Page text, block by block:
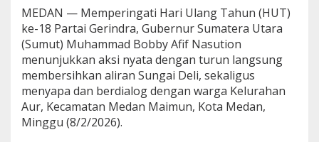
y
N
a
s
u
t
i
o
n
B
MEDAN — Memperingati Hari Ulang Tahun (HUT)
ke-18 Partai Gerindra, Gubernur Sumatera Utara
(Sumut) Muhammad Bobby Afif Nasution
menunjukkan aksi nyata dengan turun langsung
membersihkan aliran Sungai Deli, sekaligus
menyapa dan berdialog dengan warga Kelurahan
Aur, Kecamatan Medan Maimun, Kota Medan,
Minggu (8/2/2026).